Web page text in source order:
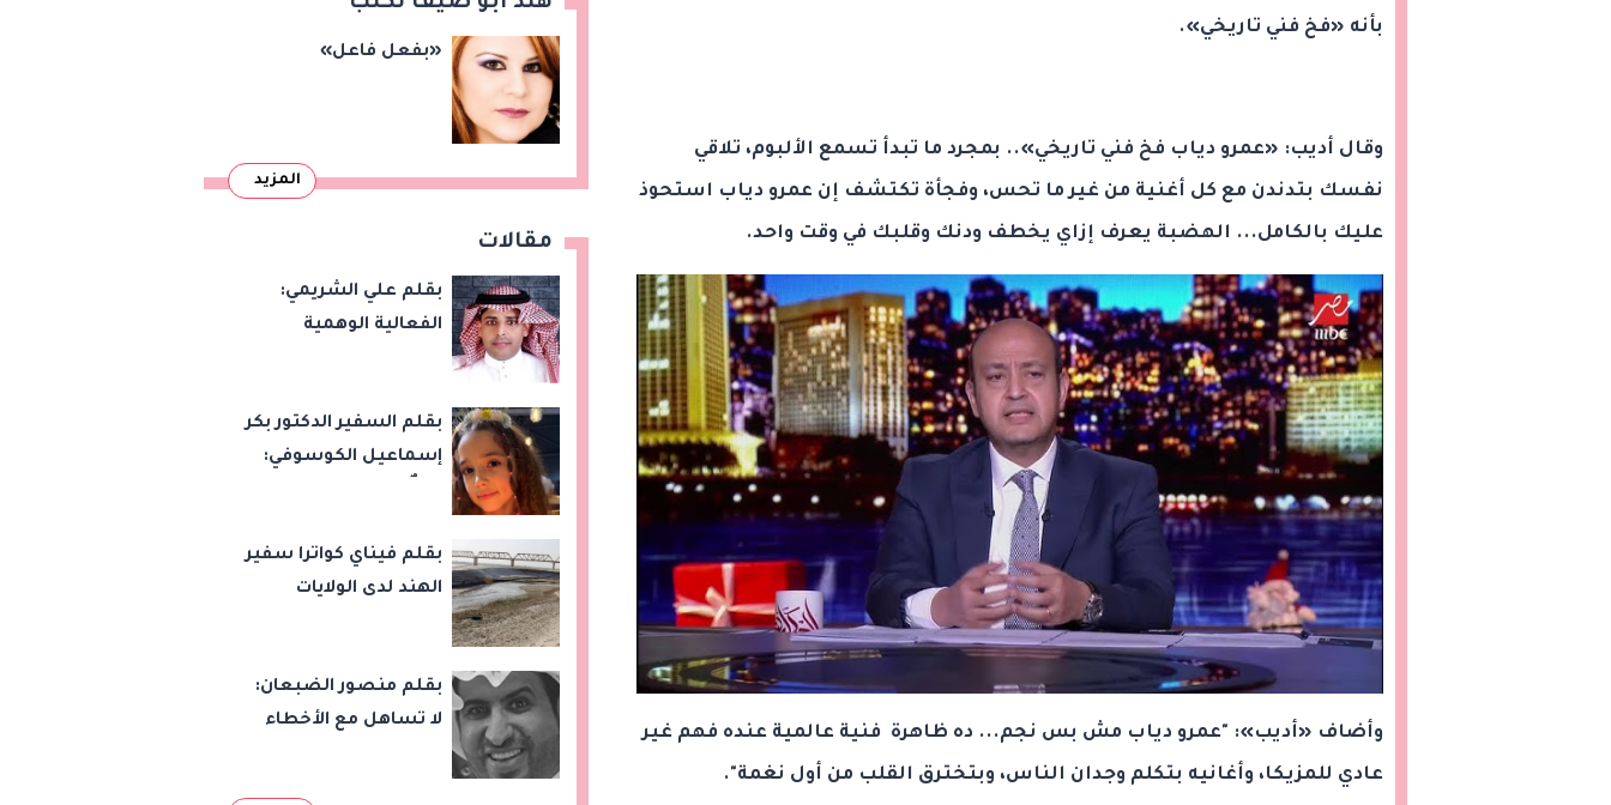
بأنه «فخ فني تاريخي».
وقال أديب: «عمرو دياب فخ فني تاريخي».. بمجرد ما تبدأ تسمع الألبوم، تلاقي
نفسك بتدندن مع كل أغنية من غير ما تحس، وفجأة تكتشف إن عمرو دياب استحوذ
عليك بالكامل... الهضبة يعرف إزاي يخطف ودنك وقلبك في وقت واحد.
وأضاف «أديب»: "عمرو دياب مش بس نجم... ده ظاهرة فنية عالمية عنده فهم غير
عادي للمزيكا، وأغانيه بتكلم وجدان الناس، وبتخترق القلب من أول نغمة".
«بفعل فاعل»
المزيد
مقالات
بقلم علي الشريمي:
الفعالية الوهمية
بقلم السفير الدكتور بكر
إسماعيل الكوسوفي:
بقلم فيناي كواترا سفير
الهند لدى الولايات
وقت طويل من تعليق
الهند العمل بها
بقلم منصور الضبعان:
لا تساهل مع الأخطاء